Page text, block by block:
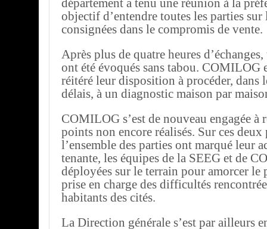
département a tenu une réunion à la
objectif d’entendre toutes les parties
consignées dans le compromis de vente.
Après plus de quatre heures
ont été évoqués sans tabou. COMILOG
réitéré leur disposition à procéder, dans
délais, à un diagnostic maison par
COMILOG s’est de nouveau engagée à
points non encore réalisés. Sur ces
l’ensemble des parties ont marqué leur
tenante, les équipes de la SEEG et de
déployées sur le terrain pour amorcer le
prise en charge des difficultés
habitants des cités.
La Direction générale s’est par ailleurs